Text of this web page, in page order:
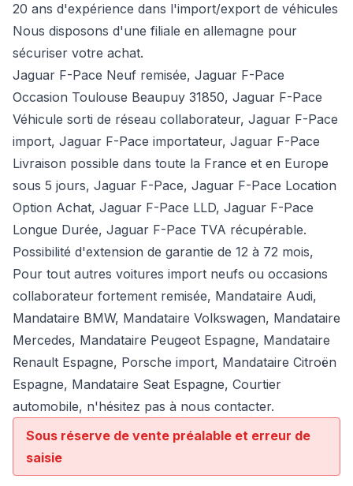
20 ans d'expérience dans l'import/export de véhicules
Nous disposons d'une filiale en allemagne pour
sécuriser votre achat.
Jaguar F-Pace Neuf remisée, Jaguar F-Pace
Occasion Toulouse Beaupuy 31850, Jaguar F-Pace
Véhicule sorti de réseau collaborateur, Jaguar F-Pace
import, Jaguar F-Pace importateur, Jaguar F-Pace
Livraison possible dans toute la France et en Europe
sous 5 jours, Jaguar F-Pace, Jaguar F-Pace Location
Option Achat, Jaguar F-Pace LLD, Jaguar F-Pace
Longue Durée, Jaguar F-Pace TVA récupérable.
Possibilité d'extension de garantie de 12 à 72 mois,
Pour tout autres voitures import neufs ou occasions
collaborateur fortement remisée, Mandataire Audi,
Mandataire BMW, Mandataire Volkswagen, Mandataire
Mercedes, Mandataire Peugeot Espagne, Mandataire
Renault Espagne, Porsche import, Mandataire Citroën
Espagne, Mandataire Seat Espagne, Courtier
automobile, n'hésitez pas à nous contacter.
Sous réserve de vente préalable et erreur de
saisie